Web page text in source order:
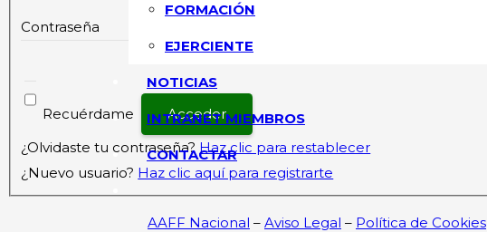
FORMACIÓN
EJERCIENTE
NOTICIAS
INTRANET MIEMBROS
CONTACTAR
Contraseña
Recuérdame
¿Olvidaste tu contraseña? Haz clic para restablecer
¿Nuevo usuario? Haz clic aquí para registrarte
AAFF Nacional – Aviso Legal – Política de Cookies